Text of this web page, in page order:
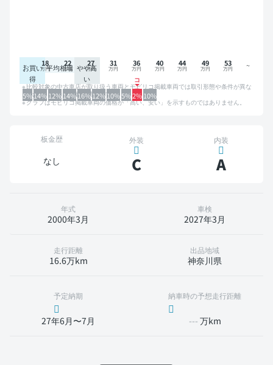
お買い
得
平均相場 やや高
い
5%14%12%14%16%12%10%5%2%10%
18 22 27 31 36 40 44 49 53
比較対象の中古車店が取り扱う車両とモビリコ掲載車両では取引形態や条件が異な
るため、グラフは参考情報です。
グラフはモビリコ掲載車両の価格が「高い、安い」を示すものではありません。
板金歴
なし
外装
C
内装
A
年式
2000年3月
車検
2027年3月
走行距離
16.6万km
出品地域
神奈川県
予定納期
27年6月〜7月
納車時の予想走行距離
--- 万km